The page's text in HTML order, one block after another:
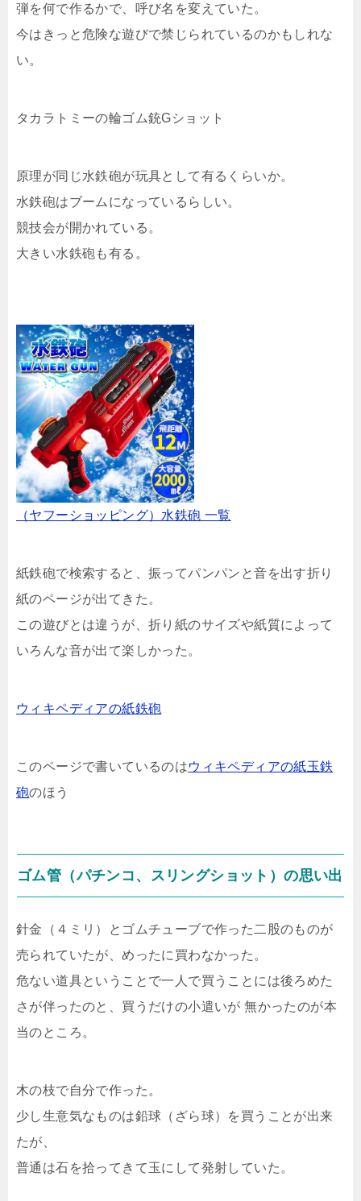
弾を何で作るかで、呼び名を変えていた。
今はきっと危険な遊びで禁じられているのかもしれな
い。
タカラトミーの輪ゴム銃Gショット
原理が同じ水鉄砲が玩具として有るくらいか。
水鉄砲はブームになっているらしい。
競技会が開かれている。
大きい水鉄砲も有る。
（ヤフーショッピング）水鉄砲 一覧
紙鉄砲で検索すると、振ってパンパンと音を出す折り
紙のページが出てきた。
この遊びとは違うが、折り紙のサイズや紙質によって
いろんな音が出て楽しかった。
ウィキペディアの紙鉄砲
このページで書いているのはウィキペディアの紙玉鉄
砲のほう
ゴム管（パチンコ、スリングショット）の思い出
針金（４ミリ）とゴムチューブで作った二股のものが
売られていたが、めったに買わなかった。
危ない道具ということで一人で買うことには後ろめた
さが伴ったのと、買うだけの小遣いが 無かったのが本
当のところ。
木の枝で自分で作った。
少し生意気なものは鉛球（ざら球）を買うことが出来
たが、
普通は石を拾ってきて玉にして発射していた。